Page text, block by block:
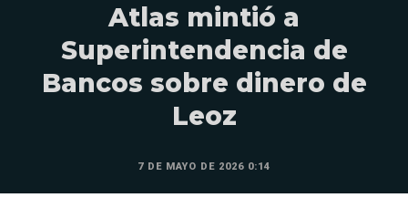
Atlas mintió a
Superintendencia de
Bancos sobre dinero de
Leoz
7 DE MAYO DE 2026 0:14